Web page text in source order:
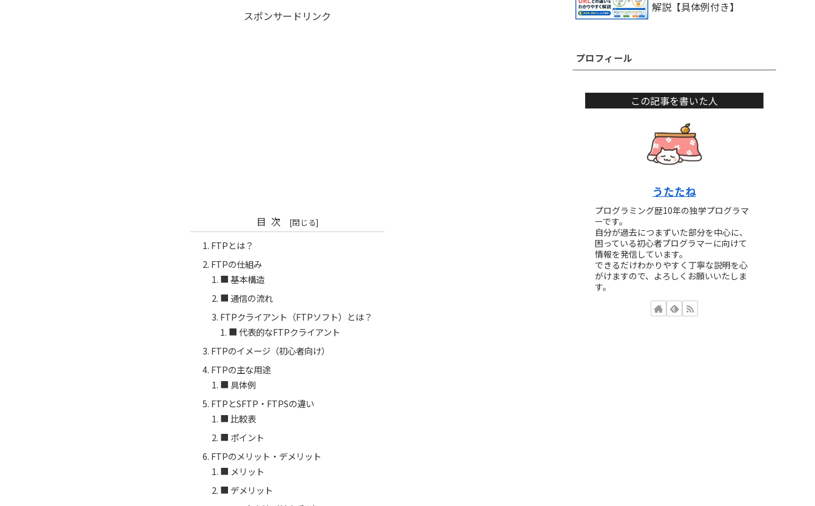
スポンサードリンク
目次
FTPとは？
FTPの仕組み
■ 基本構造
■ 通信の流れ
FTPクライアント（FTPソフト）とは？
■ 代表的なFTPクライアント
FTPのイメージ（初心者向け）
FTPの主な用途
■ 具体例
FTPとSFTP・FTPSの違い
■ 比較表
■ ポイント
FTPのメリット・デメリット
■ メリット
■ デメリット
解説【具体例付き】
プロフィール
この記事を書いた人
うたたね
プログラミング歴10年の独学プログラマ
ーです。
自分が過去につまずいた部分を中心に、
困っている初心者プログラマーに向けて
情報を発信しています。
できるだけわかりやすく丁寧な説明を心
がけますので、よろしくお願いいたしま
す。